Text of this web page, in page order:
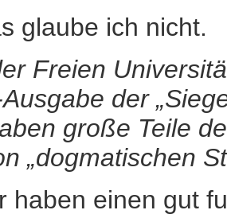
glaube ich nicht.
Freien
der
große Teile
„dogmatischen
haben einen gut